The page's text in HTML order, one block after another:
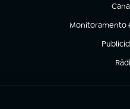
Monitoramento
(abre em nova
(abre